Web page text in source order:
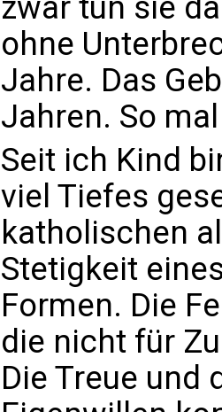
ohne
Jahre. Das
Jahren. So
Seit ich Kind
viel Tiefes
katholischen
Stetigkeit
Formen. Die
die nicht für
Die Treue und